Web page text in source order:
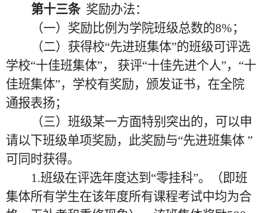
第十三条 奖励办法：
（一）奖励比例为学院班级总数的8%；
（二）获得校“先进班集体”的班级可评选
学校“十佳班集体”， 获评“十佳先进个人”，“十
佳班集体”，学校有奖励，颁发证书，在全院
通报表扬；
（三）班级某一方面特别突出的，可以申
请以下班级单项奖励，此奖励与“先进班集体 ”
可同时获得。
1.班级在评选年度达到“零挂科”。（即班
集体所有学生在该年度所有课程考试中均为合